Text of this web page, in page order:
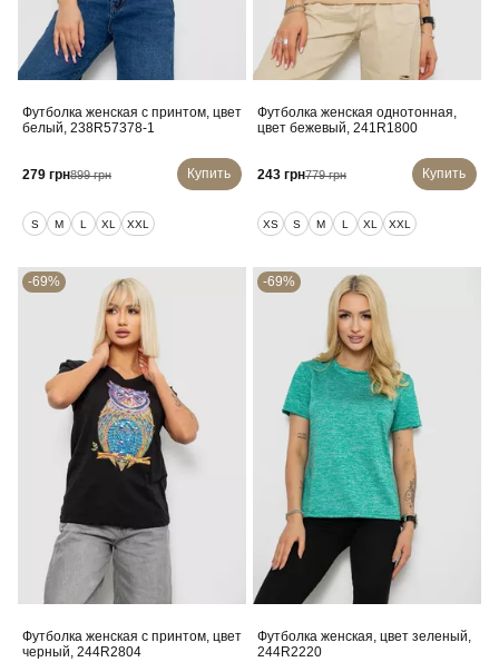
Футболка женская с принтом, цвет
белый, 238R57378-1
279 грн899 грн Купить
S M L XL XXL
Футболка женская однотонная,
цвет бежевый, 241R1800
243 грн779 грн Купить
XS S M L XL XXL
-69%
Футболка женская с принтом, цвет
черный, 244R2804
-69%
Футболка женская, цвет зеленый,
244R2220